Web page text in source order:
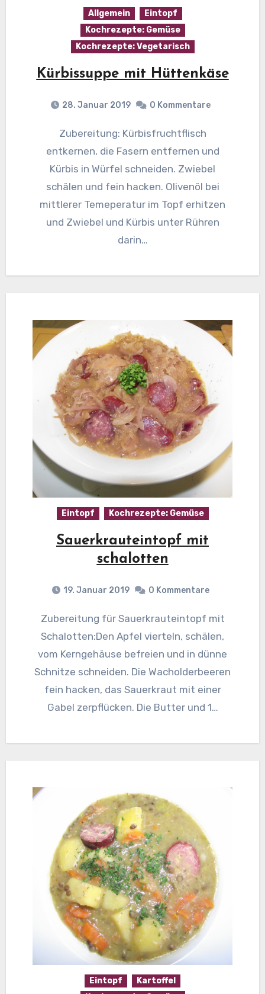
Allgemein
Eintopf
Kochrezepte: Gemüse
Kochrezepte: Vegetarisch
Kürbissuppe mit Hüttenkäse
28. Januar 2019 0 Kommentare
Zubereitung: Kürbisfruchtflisch
entkernen, die Fasern entfernen und
Kürbis in Würfel schneiden. Zwiebel
schälen und fein hacken. Olivenöl bei
mittlerer Temeperatur im Topf erhitzen
und Zwiebel und Kürbis unter Rühren
darin…
Eintopf Kochrezepte: Gemüse
Sauerkrauteintopf mit
schalotten
19. Januar 2019 0 Kommentare
Zubereitung für Sauerkrauteintopf mit
Schalotten:Den Apfel vierteln, schälen,
vom Kerngehäuse befreien und in dünne
Schnitze schneiden. Die Wacholderbeeren
fein hacken, das Sauerkraut mit einer
Gabel zerpflücken. Die Butter und 1…
Eintopf
Kartoffel